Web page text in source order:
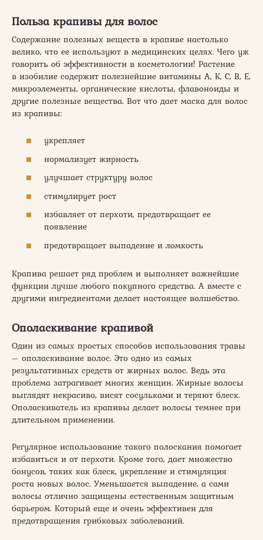
Польза крапивы для волос
Содержание полезных веществ в крапиве настолько
велико, что ее используют в медицинских целях. Чего уж
говорить об эффективности в косметологии! Растение
в изобилие содержит полезнейшие витамины A, К, C, B, E,
микроэлементы, органические кислоты, флавоноиды и
другие полезные вещества. Вот что дает маска для волос
из крапивы:
укрепляет
нормализует жирность
улучшает структуру волос
стимулирует рост
избавляет от перхоти, предотвращает ее
появление
предотвращает выпадение и ломкость
Крапива решает ряд проблем и выполняет важнейшие
функции лучше любого покупного средства. А вместе с
другими ингредиентами делает настоящее волшебство.
Ополаскивание крапивой
Один из самых простых способов использования травы
– ополаскивание волос. Это одно из самых
результативных средств от жирных волос. Ведь эта
проблема затрагивает многих женщин. Жирные волосы
выглядят некрасиво, висят сосульками и теряют блеск.
Ополаскиватель из крапивы делает волосы темнее при
длительном применении.
Регулярное использование такого полоскания помогает
избавиться и от перхоти. Кроме того, дает множество
бонусов, таких как блеск, укрепление и стимуляция
роста новых волос. Уменьшается выпадение, а сами
волосы отлично защищены естественным защитным
барьером. Который еще и очень эффективен для
предотвращения грибковых заболеваний.